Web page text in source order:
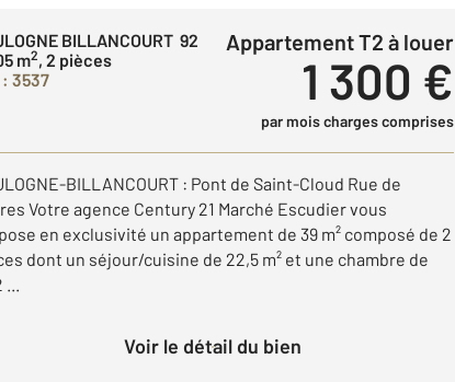
BILLANCOURT 92
m2, 2 pièces
3537
Appartement T2 à louer
1 300 €
par mois charges comprises
BILLANCOURT : Pont de Saint-Cloud Rue de
Votre agence Century 21 Marché Escudier vous
en exclusivité un appartement de 39 m² composé de 2
dont un séjour/cuisine de 22,5 m² et une chambre de
...
Voir le détail du bien